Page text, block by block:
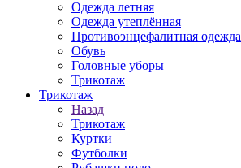
Одежда летняя
Одежда утеплённая
Противоэнцефалитная одежда
Обувь
Головные уборы
Трикотаж
Трикотаж
Назад
Трикотаж
Куртки
Футболки